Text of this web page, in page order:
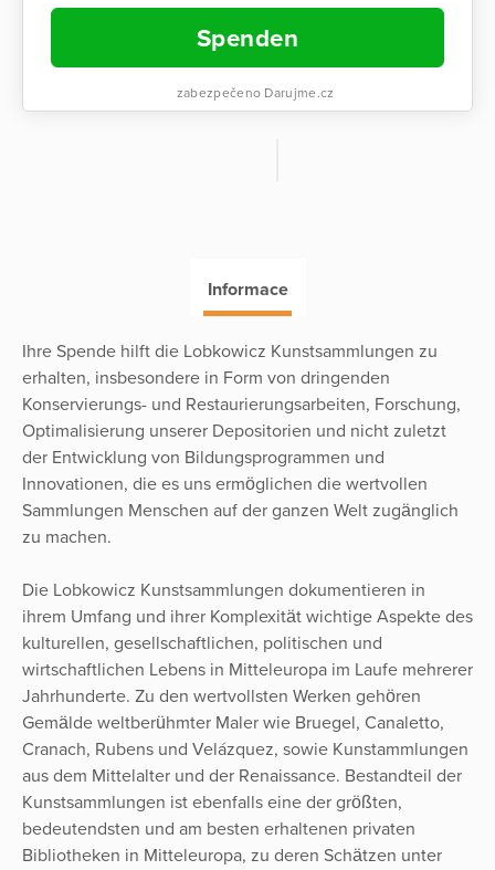
Spenden
zabezpečeno Darujme.cz
Informace
Ihre Spende hilft die Lobkowicz Kunstsammlungen zu
erhalten, insbesondere in Form von dringenden
Konservierungs- und Restaurierungsarbeiten, Forschung,
Optimalisierung unserer Depositorien und nicht zuletzt
der Entwicklung von Bildungsprogrammen und
Innovationen, die es uns ermöglichen die wertvollen
Sammlungen Menschen auf der ganzen Welt zugänglich
zu machen.
Die Lobkowicz Kunstsammlungen dokumentieren in
ihrem Umfang und ihrer Komplexität wichtige Aspekte des
kulturellen, gesellschaftlichen, politischen und
wirtschaftlichen Lebens in Mitteleuropa im Laufe mehrerer
Jahrhunderte. Zu den wertvollsten Werken gehören
Gemälde weltberühmter Maler wie Bruegel, Canaletto,
Cranach, Rubens und Velázquez, sowie Kunstammlungen
aus dem Mittelalter und der Renaissance. Bestandteil der
Kunstsammlungen ist ebenfalls eine der größten,
bedeutendsten und am besten erhaltenen privaten
Bibliotheken in Mitteleuropa, zu deren Schätzen unter